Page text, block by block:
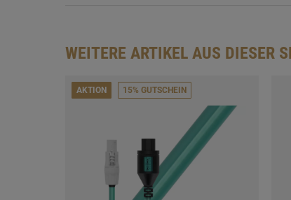
WEITERE ARTIKEL AUS DIESER
AKTION 15% GUTSCHEIN